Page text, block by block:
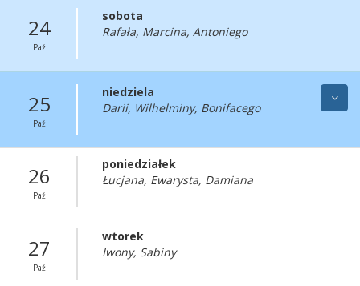
24
Paź
sobota
Rafała, Marcina, Antoniego
25
Paź
niedziela
Darii, Wilhelminy, Bonifacego
26
Paź
poniedziałek
Łucjana, Ewarysta, Damiana
27
Paź
wtorek
Iwony, Sabiny